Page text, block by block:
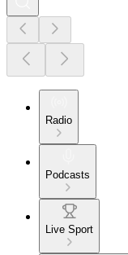
Radio
Podcasts
Live Sport